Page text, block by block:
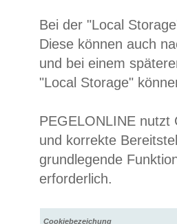
Bei der "Local
Diese können auch
und bei einem
"Local Storage"
PEGELONLINE nutzt
und korrekte
grundlegende
erforderlich.
Cookiebezeichung